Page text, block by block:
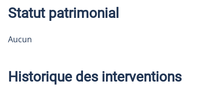
Statut patrimonial
Aucun
Historique des interventions